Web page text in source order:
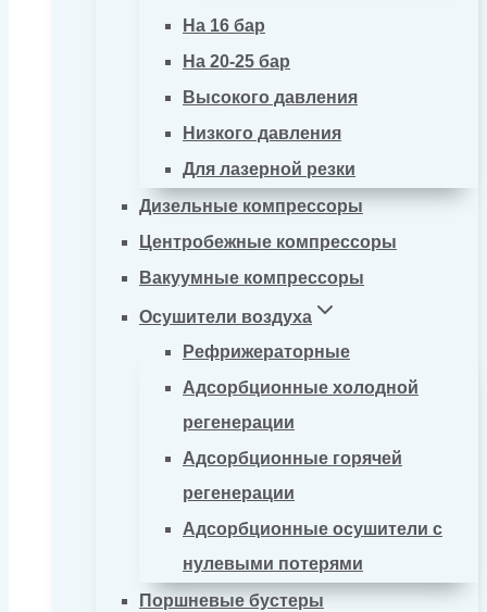
На 16 бар
На 20-25 бар
Высокого давления
Низкого давления
Для лазерной резки
Дизельные компрессоры
Центробежные компрессоры
Вакуумные компрессоры
Осушители воздуха
Рефрижераторные
Адсорбционные холодной
регенерации
Адсорбционные горячей
регенерации
Адсорбционные осушители с
нулевыми потерями
Поршневые бустеры